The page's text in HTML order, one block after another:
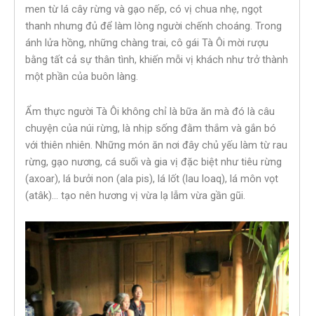
men từ lá cây rừng và gạo nếp, có vị chua nhẹ, ngọt
thanh nhưng đủ để làm lòng người chếnh choáng. Trong
ánh lửa hồng, những chàng trai, cô gái Tà Ôi mời rượu
bằng tất cả sự thân tình, khiến mỗi vị khách như trở thành
một phần của buôn làng.
Ẩm thực người Tà Ôi không chỉ là bữa ăn mà đó là câu
chuyện của núi rừng, là nhịp sống đằm thắm và gắn bó
với thiên nhiên. Những món ăn nơi đây chủ yếu làm từ rau
rừng, gạo nương, cá suối và gia vị đặc biệt như tiêu rừng
(axoar), lá bưởi non (ala pis), lá lốt (lau loaq), lá môn vọt
(atâk)… tạo nên hương vị vừa lạ lẫm vừa gần gũi.